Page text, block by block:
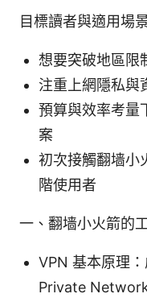
目標讀者與適用場
想要突破地區限
注重上網隱私與
預算與效率考量
案
初次接觸翻墙小
階使用者
一、翻墙小火箭的
VPN 基本原理
Private